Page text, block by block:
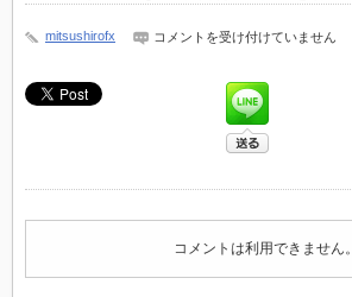
mitsushirofx
mail3_4
コメントを受け付けていません
コメントは利用できません。